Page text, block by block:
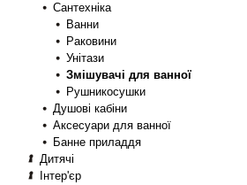
Сантехніка
Ванни
Раковини
Унітази
Змішувачі для ванної
Рушникосушки
Душові кабіни
Аксесуари для ванної
Банне приладдя
Дитячі
Інтер'єр